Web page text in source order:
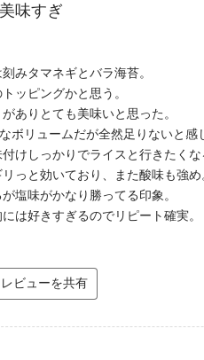
味すぎ
みタマネギとバラ海苔。
ッピングかと思う。
ありとても美味いと思った。
ボリュームだが全然足りないと感
けしっかりでライスと行きたくな
っと効いており、また酸味も強め
塩味がかなり勝ってる印象。
は好きすぎるのでリピート確実。
レビューを共有